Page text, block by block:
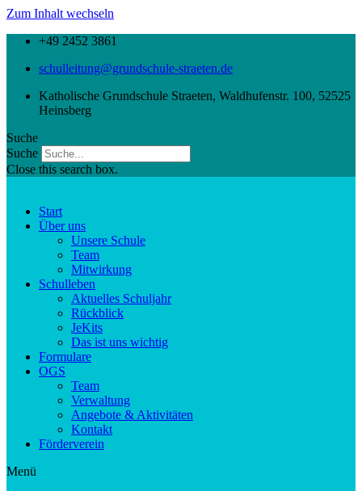
Zum Inhalt wechseln
+49 2452 3861
schulleitung@grundschule-straeten.de
Katholische Grundschule Straeten, Waldhufenstr. 100, 52525
Heinsberg
Suche
Suche
Close this search box.
Start
Über uns
Unsere Schule
Team
Mitwirkung
Schulleben
Aktuelles Schuljahr
Rückblick
JeKits
Das ist uns wichtig
Formulare
OGS
Team
Verwaltung
Angebote & Aktivitäten
Kontakt
Förderverein
Menü